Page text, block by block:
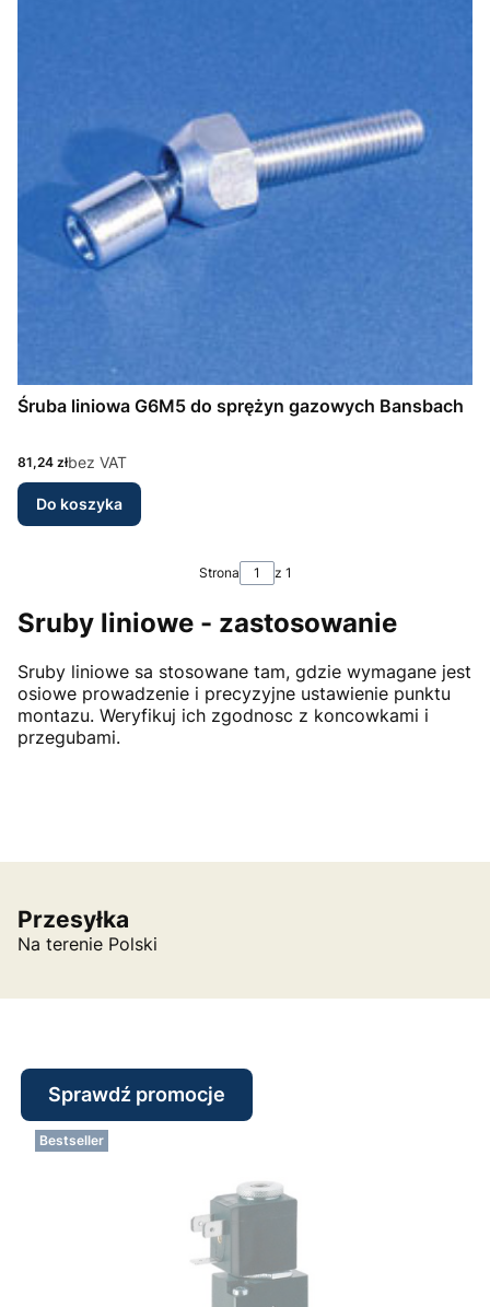
Śruba liniowa G6M5 do sprężyn gazowych Bansbach
Cena
81,24 złbez VAT
Do koszyka
Strona z 1
Sruby liniowe - zastosowanie
Sruby liniowe sa stosowane tam, gdzie wymagane jest
osiowe prowadzenie i precyzyjne ustawienie punktu
montazu. Weryfikuj ich zgodnosc z koncowkami i
przegubami.
Przesyłka
Na terenie Polski
Sprawdź promocje
Bestseller